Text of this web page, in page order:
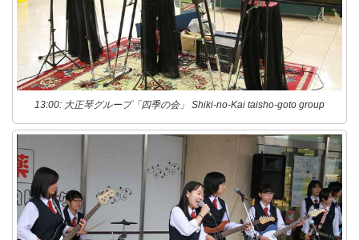
13:00: 大正琴グループ「四季の会」 Shiki-no-Kai taisho-goto group